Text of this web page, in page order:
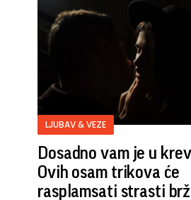
LJUBAV & VEZE
Dosadno vam je u
Ovih osam trikova će
rasplamsati strasti